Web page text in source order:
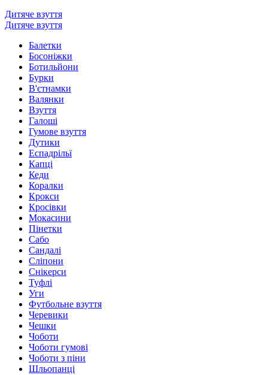
Дитяче взуття
Дитяче взуття
Балетки
Босоніжки
Ботильйони
Бурки
В'єтнамки
Валянки
Взуття
Галоші
Гумове взуття
Дутики
Еспадрільї
Капці
Кеди
Коралки
Крокси
Кросівки
Мокасини
Пінетки
Сабо
Сандалі
Сліпони
Снікерси
Туфлі
Уги
Футбольне взуття
Черевики
Чешки
Чоботи
Чоботи гумові
Чоботи з піни
Шльопанці